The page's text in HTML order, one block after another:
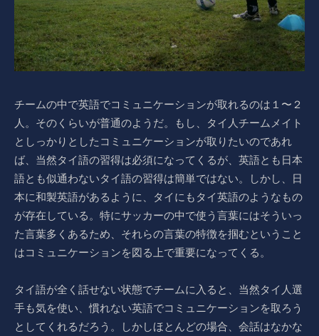
チームの中で英語でコミュニケーションが取れるのは１〜２
人。そのくらいが普通のようだ。もし、タイ人チームメイト
としっかりとしたコミュニケーションが取りたいのであれ
ば、当然タイ語の習得は必須になってくるが、英語とも日本
語とも似通わないタイ語の習得は簡単ではない。しかし、日
本に和製英語があるように、タイにもタイ英語のようなもの
が存在している。特にサッカーの中で使う言葉にはそういっ
た言葉多くあるため、それらの言葉の特徴を掴むということ
はコミュニケーションを図る上で重要になってくる。
タイ語が全く話せない状態でチームに入ると、当然タイ人選
手も気を使い、慣れない英語でコミュニケーションを取ろう
としてくれるだろう。しかしほとんどの場合、会話はなかな